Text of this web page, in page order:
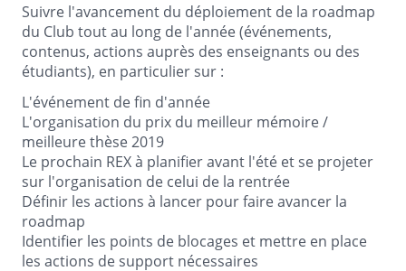
Suivre l'avancement du déploiement de la roadmap
du Club tout au long de l'année (événements,
contenus, actions auprès des enseignants ou des
étudiants), en particulier sur :
L'événement de fin d'année
L'organisation du prix du meilleur mémoire /
meilleure thèse 2019
Le prochain REX à planifier avant l'été et se projeter
sur l'organisation de celui de la rentrée
Définir les actions à lancer pour faire avancer la
roadmap
Identifier les points de blocages et mettre en place
les actions de support nécessaires